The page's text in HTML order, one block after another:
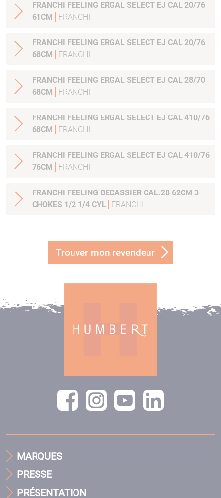
FRANCHI FEELING ERGAL SELECT EJ CAL 20/76
61CM
FRANCHI
FRANCHI FEELING ERGAL SELECT EJ CAL 20/76
68CM
FRANCHI
FRANCHI FEELING ERGAL SELECT EJ CAL 28/70
68CM
FRANCHI
FRANCHI FEELING ERGAL SELECT EJ CAL 410/76
68CM
FRANCHI
FRANCHI FEELING ERGAL SELECT EJ CAL 410/76
76CM
FRANCHI
FRANCHI FEELING BECASSIER CAL.28 62CM 3
CHOKES 1/2 1/4 CYL
FRANCHI
Trouver mon revendeur
MARQUES
PRESSE
PRÉSENTATION